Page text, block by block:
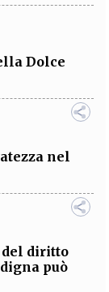
Dolce
nel
del diritto
può